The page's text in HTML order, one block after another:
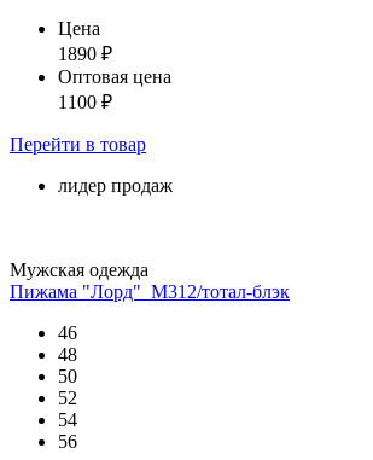
Цена
1890 ₽
Оптовая цена
1100 ₽
Перейти в товар
лидер продаж
Мужская одежда
Пижама "Лорд"_М312/тотал-блэк
46
48
50
52
54
56